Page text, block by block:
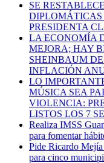
SE
DIPLOMÁTICAS
PRESIDENTA
LA ECONOMÍA
MEJORA; HAY
SHEINBAUM
INFLACIÓN
LO
MÚSICA SEA
VIOLENCIA:
LISTOS LOS 7
Realiza IMSS
para fomentar
Pide Ricardo
para cinco